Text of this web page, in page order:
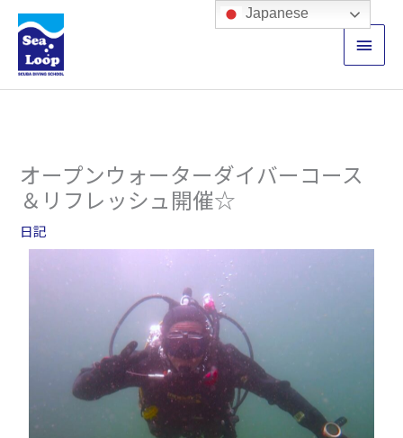
キ
メ
イ
ン
オープンウォーターダイバーコース
＆リフレッシュ開催☆
日記
Japanese